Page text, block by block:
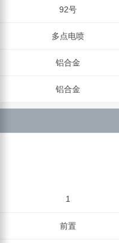
92号
多点电喷
铝合金
铝合金
1
前置